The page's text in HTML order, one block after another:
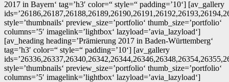
2017 in Bayern‘ tag=’h3′ color=“ style=“ padding=’10‘] [av_gallery
style=’thumbnails‘ preview_size=’portfolio‘ thumb_size=’portfolio‘
columns=’5′ imagelink=’lightbox‘ lazyload=’avia_lazyload‘]
[av_heading heading=’Prämierung 2017 in Baden-Württemberg‘
tag=’h3′ color=“ style=“ padding=’10‘] [av_gallery
style=’thumbnails‘ preview_size=’portfolio‘ thumb_size=’portfolio‘
columns=’5′ imagelink=’lightbox‘ lazyload=’avia_lazyload‘]